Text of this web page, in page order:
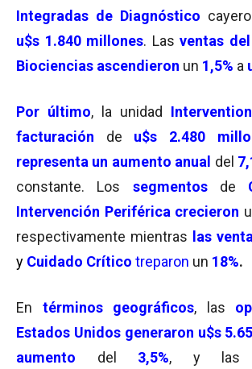
Integradas de Diagnóstico
u$s 1.840 millones. Lasventas
Biociencias ascendieron un 1,5% a
Por último, la unidad
facturación de u$s 2.480
representa un aumento anual del
constante. Los segmentosde
Intervención Periférica crecieron
respectivamente mientras
las
y Cuidado Crítico treparon un 18%.
En términos geográficos, las
Estados Unidos generaron u$s
aumento del 3,5%, y